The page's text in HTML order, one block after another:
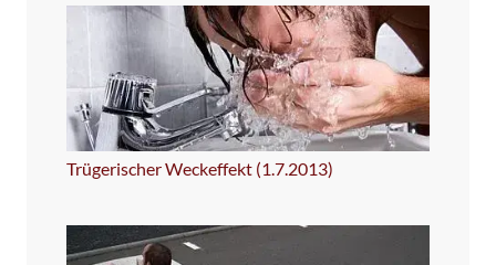
Trügerischer Weckeffekt (1.7.2013)